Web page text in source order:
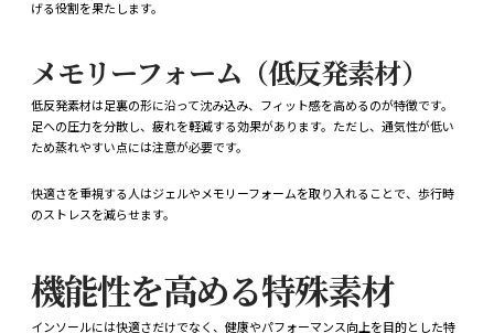
げる役割を果たします。
メモリーフォーム（低反発素材）
低反発素材は足裏の形に沿って沈み込み、フィット感を高めるのが特徴です。
足への圧力を分散し、疲れを軽減する効果があります。ただし、通気性が低い
ため蒸れやすい点には注意が必要です。
快適さを重視する人はジェルやメモリーフォームを取り入れることで、歩行時
のストレスを減らせます。
機能性を高める特殊素材
インソールには快適さだけでなく、健康やパフォーマンス向上を目的とした特